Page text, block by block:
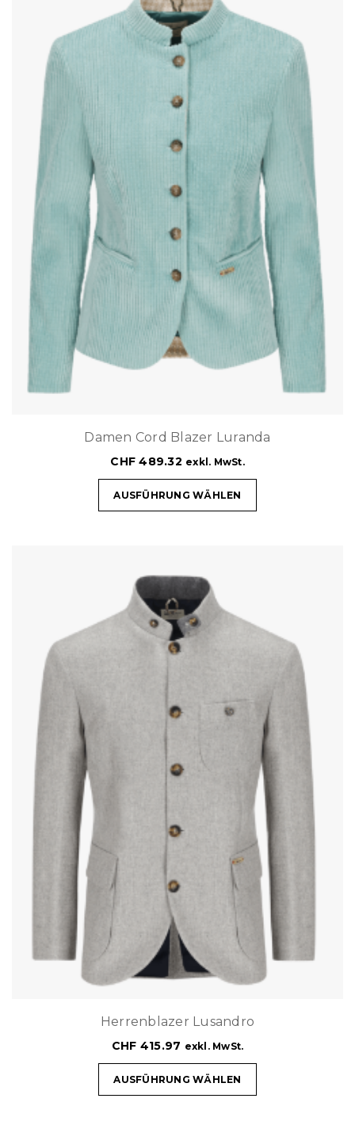
Damen Cord Blazer Luranda
CHF 489.32 exkl. MwSt.
AUSFÜHRUNG WÄHLEN
Herrenblazer Lusandro
CHF 415.97 exkl. MwSt.
AUSFÜHRUNG WÄHLEN